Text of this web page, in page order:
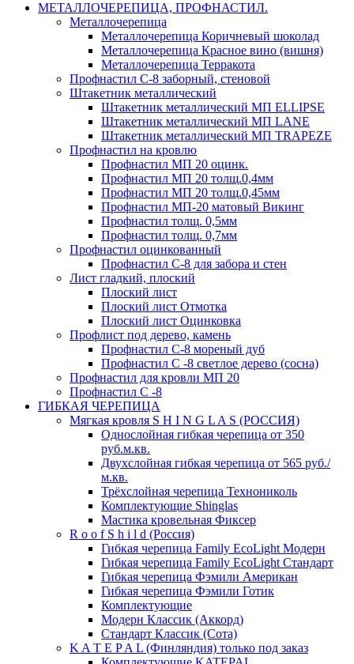
МЕТАЛЛОЧЕРЕПИЦА, ПРОФНАСТИЛ.
Металлочерепица
Металлочерепица Коричневый шоколад
Металлочерепица Красное вино (вишня)
Металлочерепица Терракота
Профнастил С-8 заборный, стеновой
Штакетник металлический
Штакетник металлический МП ELLIPSE
Штакетник металлический МП LАNE
Штакетник металлический МП TRAPEZE
Профнастил на кровлю
Профнастил МП 20 оцинк.
Профнастил МП 20 толщ.0,4мм
Профнастил МП 20 толщ.0,45мм
Профнастил МП-20 матовый Викинг
Профнастил толщ. 0,5мм
Профнастил толщ. 0,7мм
Профнастил оцинкованный
Профнастил С-8 для забора и стен
Лист гладкий, плоский
Плоский лист
Плоский лист Отмотка
Плоский лист Оцинковка
Профлист под дерево, камень
Профнастил С-8 мореный дуб
Профнастил С -8 светлое дерево (сосна)
Профнастил для кровли МП 20
Профнастил С -8
ГИБКАЯ ЧЕРЕПИЦА
Мягкая кровля S H I N G L A S (РОССИЯ)
Однослойная гибкая черепица от 350
руб.м.кв.
Двухслойная гибкая черепица от 565 руб./
м.кв.
Трёхслойная черепица Технониколь
Комплектующие Shinglas
Мастика кровельная Фиксер
R o o f S h i l d (Россия)
Гибкая черепица Family ЕсоLight Модерн
Гибкая черепица Family ЕсоLight Стандарт
Гибкая черепица Фэмили Американ
Гибкая черепица Фэмили Готик
Комплектующие
Модерн Классик (Аккорд)
Стандарт Классик (Сота)
K A T E P A L (Финляндия) только под заказ